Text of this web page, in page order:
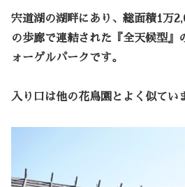
宍道湖の湖畔にあり、総面積1万
の歩廊で連結された『全天候型』
ォーゲルパークです。
入り口は他の花鳥園とよく似てい